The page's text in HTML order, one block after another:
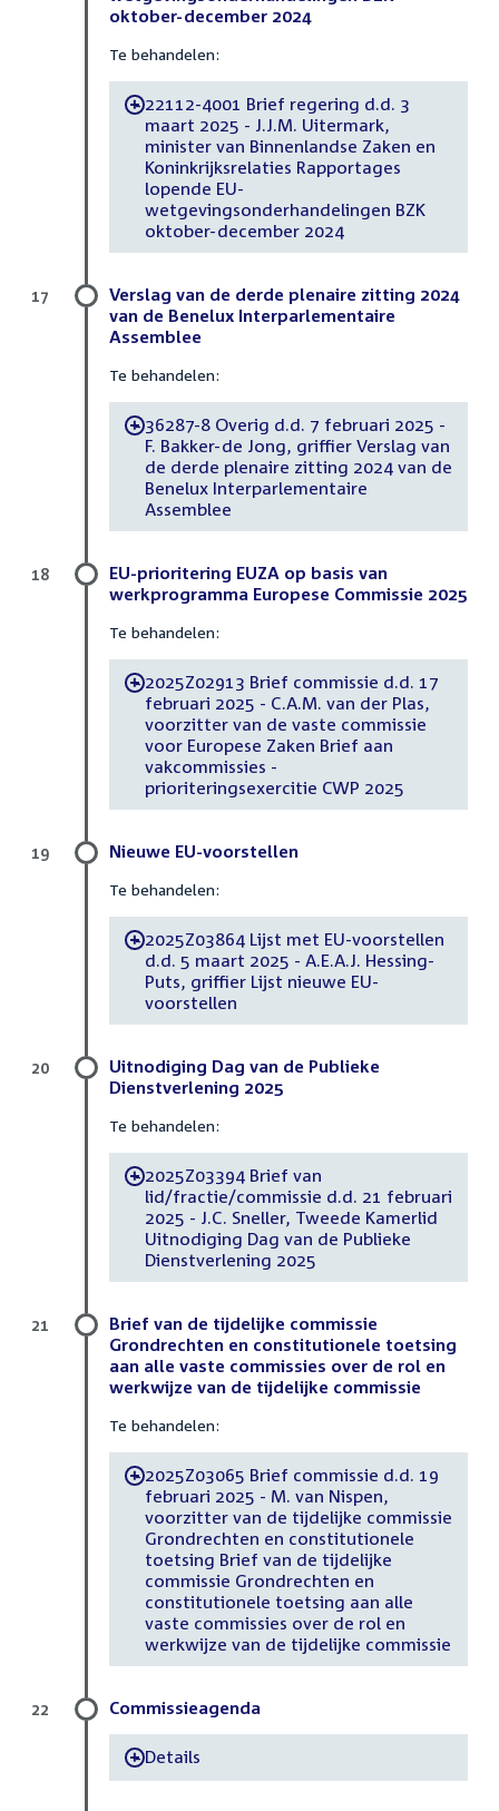
oktober-december 2024
Te behandelen:
-22112-4001 Brief regering d.d. 3
maart 2025 - J.J.M. Uitermark,
minister van Binnenlandse Zaken en
Koninkrijksrelaties Rapportages
lopende EU-
wetgevingsonderhandelingen BZK
oktober-december 2024
Verslag van de derde plenaire zitting 2024
van de Benelux Interparlementaire
Assemblee
Te behandelen:
-36287-8 Overig d.d. 7 februari 2025 -
F. Bakker-de Jong, griffier Verslag van
de derde plenaire zitting 2024 van de
Benelux Interparlementaire
Assemblee
17
EU-prioritering EUZA op basis van
werkprogramma Europese Commissie 2025
Te behandelen:
-2025Z02913 Brief commissie d.d. 17
februari 2025 - C.A.M. van der Plas,
voorzitter van de vaste commissie
voor Europese Zaken Brief aan
vakcommissies -
prioriteringsexercitie CWP 2025
18
Nieuwe EU-voorstellen
Te behandelen:
-2025Z03864 Lijst met EU-voorstellen
d.d. 5 maart 2025 - A.E.A.J. Hessing-
Puts, griffier Lijst nieuwe EU-
voorstellen
19
Uitnodiging Dag van de Publieke
Dienstverlening 2025
Te behandelen:
-2025Z03394 Brief van
lid/fractie/commissie d.d. 21 februari
2025 - J.C. Sneller, Tweede Kamerlid
Uitnodiging Dag van de Publieke
Dienstverlening 2025
20
Brief van de tijdelijke commissie
Grondrechten en constitutionele toetsing
aan alle vaste commissies over de rol en
werkwijze van de tijdelijke commissie
Te behandelen:
-2025Z03065 Brief commissie d.d. 19
februari 2025 - M. van Nispen,
voorzitter van de tijdelijke commissie
Grondrechten en constitutionele
toetsing Brief van de tijdelijke
commissie Grondrechten en
constitutionele toetsing aan alle
vaste commissies over de rol en
werkwijze van de tijdelijke commissie
21
Commissieagenda
-Details
22